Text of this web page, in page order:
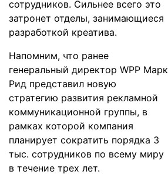
сотрудников. Сильнее всего это
затронет отделы, занимающиеся
разработкой креатива.
Напомним, что ранее
генеральный директор WPP Марк
Рид представил новую
стратегию развития рекламной
коммуникационной группы, в
рамках которой компания
планирует сократить порядка 3
тыс. сотрудников по всему миру
в течение трех лет.